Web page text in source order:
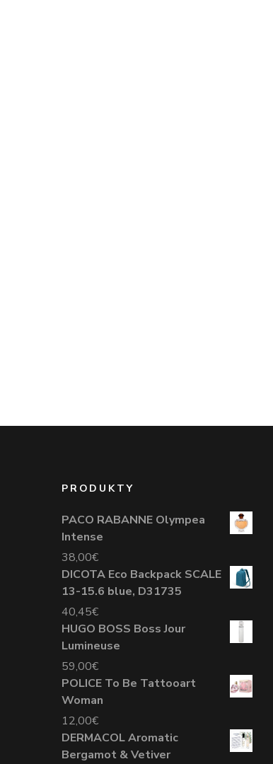
PRODUKTY
PACO RABANNE Olympea
Intense
38,00€
DICOTA Eco Backpack SCALE
13-15.6 blue, D31735
40,45€
HUGO BOSS Boss Jour
Lumineuse
59,00€
POLICE To Be Tattooart
Woman
12,00€
DERMACOL Aromatic
Bergamot & Vetiver